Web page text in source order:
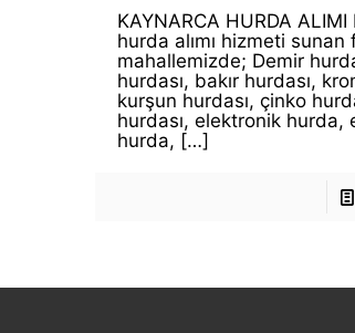
KAYNARCA HURDA ALIMI
hurda alımı hizmeti
mahallemizde; Demir
hurdası, bakır hurdası,
kurşun hurdası, çinko
hurdası, elektronik hurda,
hurda, […]